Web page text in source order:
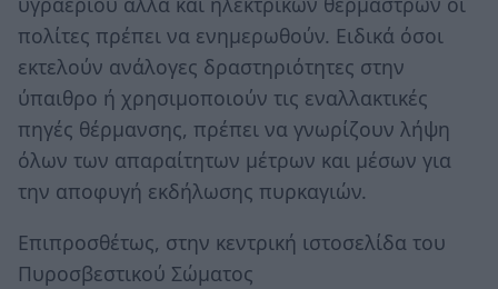
πολίτες πρέπει να ενημερωθούν. Ειδικά όσοι
εκτελούν ανάλογες δραστηριότητες στην
ύπαιθρο ή χρησιμοποιούν τις εναλλακτικές
πηγές θέρμανσης, πρέπει να γνωρίζουν λήψη
όλων των απαραίτητων μέτρων και μέσων για
την αποφυγή εκδήλωσης πυρκαγιών.
Επιπροσθέτως, στην κεντρική ιστοσελίδα του
Πυροσβεστικού Σώματος